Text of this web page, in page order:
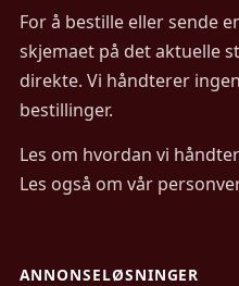
For å bestille eller sende
skjemaet på det aktuelle
direkte. Vi håndterer
bestillinger.
Les om hvordan vi
Les også om vår
ANNONSELØSNINGER